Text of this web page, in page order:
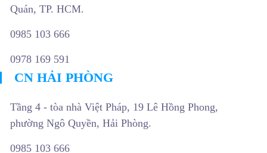
Quán, TP. HCM.
0985 103 666
0978 169 591
CN HẢI PHÒNG
Tầng 4 - tòa nhà Việt Pháp, 19 Lê Hồng Phong,
phường Ngô Quyền, Hải Phòng.
0985 103 666